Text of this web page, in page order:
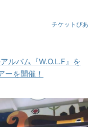
チケットぴあ
ルバム『W.O.L.F』を
ーを開催！